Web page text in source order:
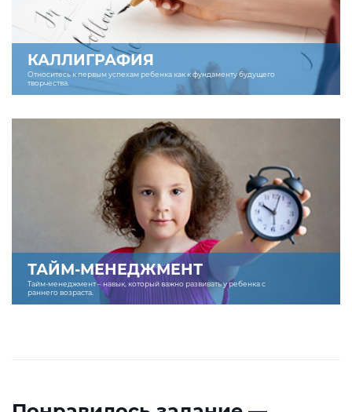
КАЛЛИГРАФИЯ
Относитесь к первым успехам ребенка как к фундаменту будущего
творчества.
ТАЙМ-МЕНЕДЖМЕНТ
Тайм-менеджмент – навык, который важно развивать у ребенка с
раннего возраста.